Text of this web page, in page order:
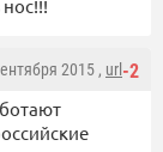
-2
2015 , url